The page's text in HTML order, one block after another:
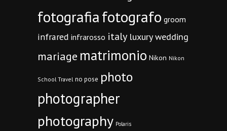
fotografiafotografo groom
infrared infrarosso italy luxury wedding
mariage matrimonio Nikon Nikon
School Travel no pose photo
photographer
photography Polaris